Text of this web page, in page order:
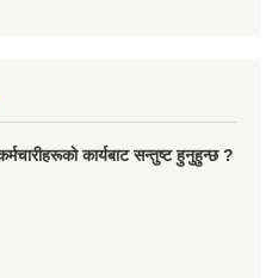
कार्यबाट सन्तुष्ट हुनुहुन्छ ?